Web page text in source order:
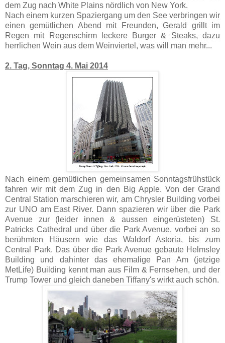
dem Zug nach White Plains nördlich von New York.
Nach einem kurzen Spaziergang um den See verbringen wir
einen gemütlichen Abend mit Freunden, Gerald grillt im
Regen mit Regenschirm leckere Burger & Steaks, dazu
herrlichen Wein aus dem Weinviertel, was will man mehr...
2. Tag, Sonntag 4. Mai 2014
Nach einem gemütlichen gemeinsamen Sonntagsfrühstück
fahren wir mit dem Zug in den Big Apple. Von der Grand
Central Station marschieren wir, am Chrysler Building vorbei
zur UNO am East River. Dann spazieren wir über die Park
Avenue zur (leider innen & aussen eingerüsteten) St.
Patricks Cathedral und über die Park Avenue, vorbei an so
berühmten Häusern wie das Waldorf Astoria, bis zum
Central Park. Das über die Park Avenue gebaute Helmsley
Building und dahinter das ehemalige Pan Am (jetzige
MetLife) Building kennt man aus Film & Fernsehen, und der
Trump Tower und gleich daneben Tiffany's wirkt auch schön.